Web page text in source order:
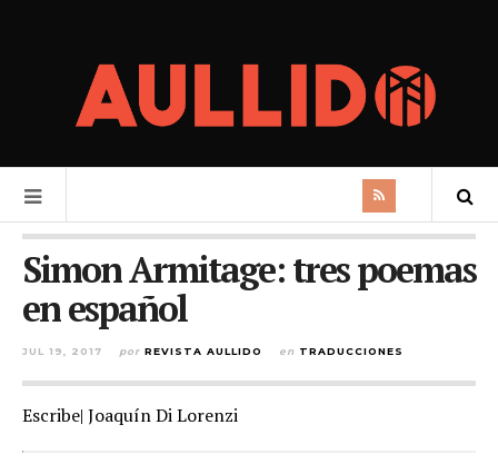
Simon Armitage: tres poemas
en español
JUL 19, 2017 por REVISTA AULLIDO en TRADUCCIONES
Escribe| Joaquín Di Lorenzi